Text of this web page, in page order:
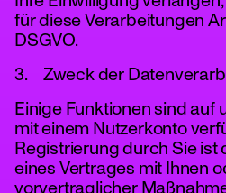
für diese Verarbeitungen
DSGVO.
3. Zweck der
Einige Funktionen sind auf
mit einem Nutzerkonto
Registrierung durch Sie ist
eines Vertrages mit Ihnen
vorvertraglicher